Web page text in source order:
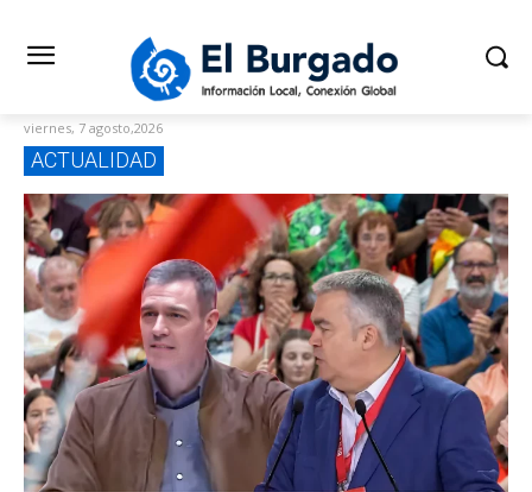
viernes, 7 agosto,2026
ACTUALIDAD